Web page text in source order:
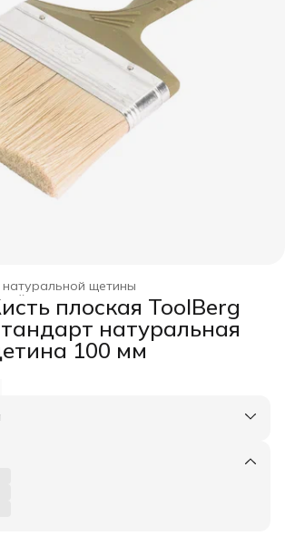
натуральной щетины
инструментплоская ToolBerg
натуральная
100 мм
в Сплит